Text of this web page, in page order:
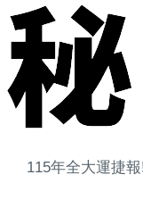
115年全大運捷